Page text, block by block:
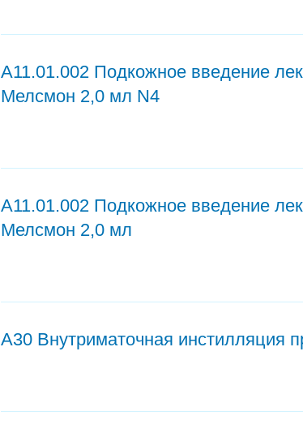
A11.01.002 Подкожное введение
Мелсмон 2,0 мл N4
A11.01.002 Подкожное введение
Мелсмон 2,0 мл
А30 Внутриматочная инстилляция